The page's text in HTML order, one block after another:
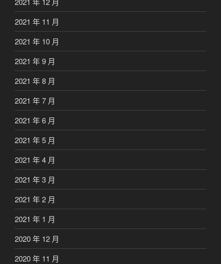
2021 年 11 月
2021 年 10 月
2021 年 9 月
2021 年 8 月
2021 年 7 月
2021 年 6 月
2021 年 5 月
2021 年 4 月
2021 年 3 月
2021 年 2 月
2021 年 1 月
2020 年 12 月
2020 年 11 月